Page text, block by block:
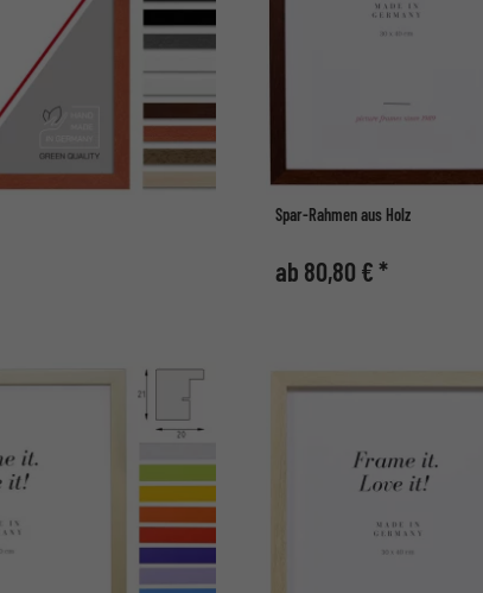
Spar-Rahmen aus Holz
ab 80,80 € *